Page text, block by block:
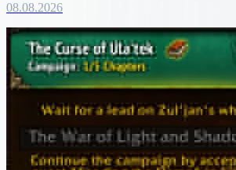
08.08.2026